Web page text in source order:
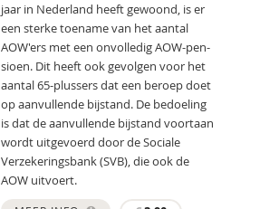
jaar in Nederland heeft gewoond, is er
een sterke toename van het aantal
AOW'ers met een onvolledig AOW-pen-
sioen. Dit heeft ook gevolgen voor het
aantal 65-plussers dat een beroep doet
op aanvullende bijstand. De bedoeling
is dat de aanvullende bijstand voortaan
wordt uitgevoerd door de Sociale
Verzekeringsbank (SVB), die ook de
AOW uitvoert.